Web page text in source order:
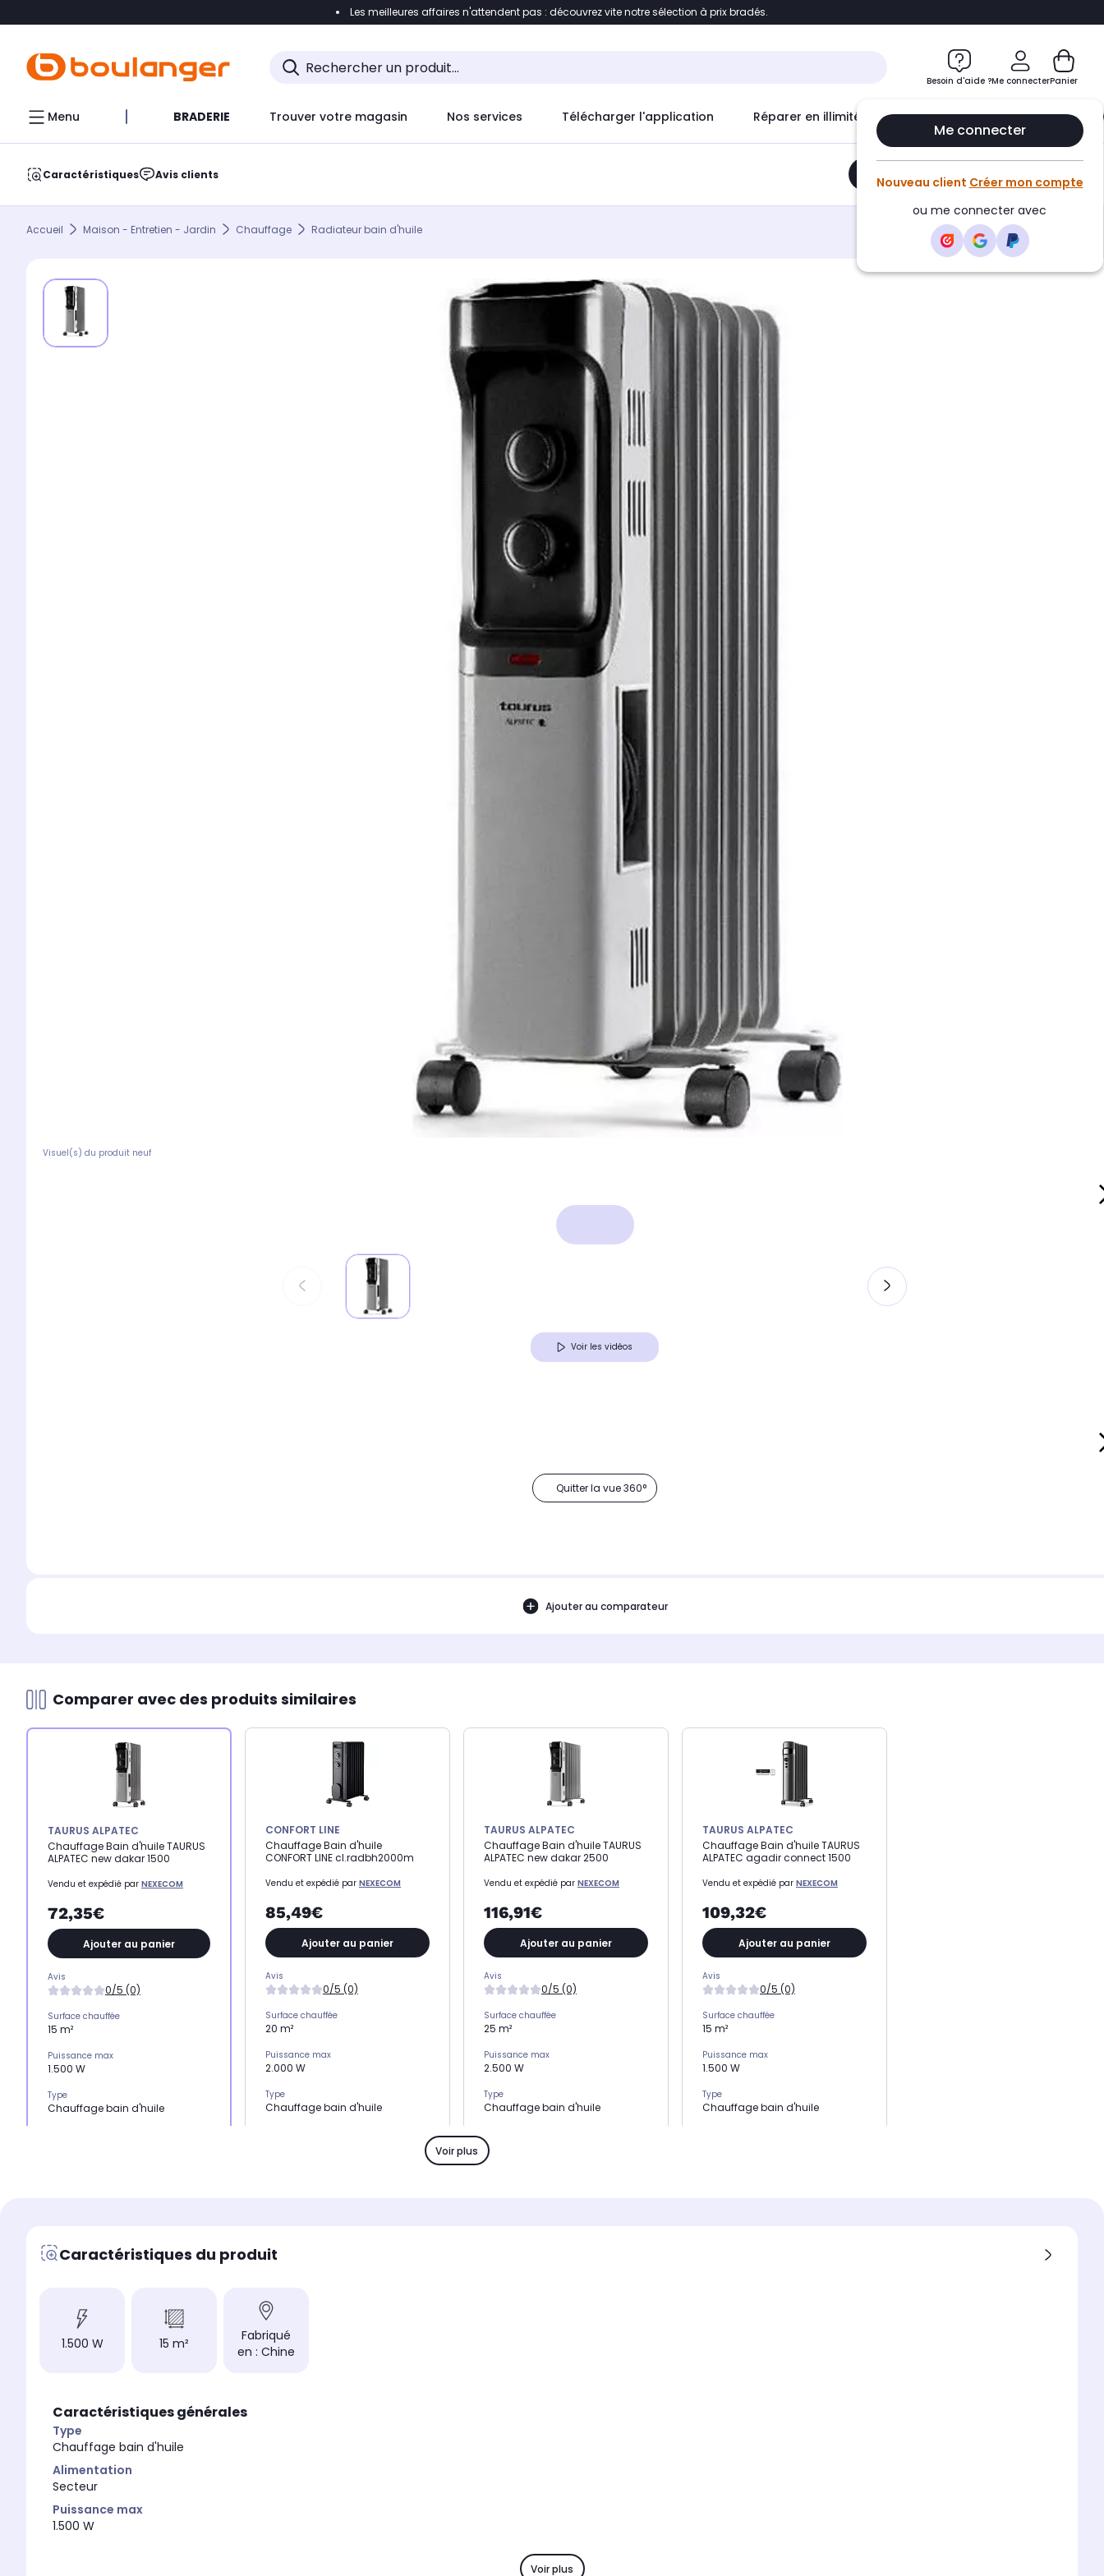
Accéder directement au contenu Accéder directement au pied de page Accéder directement au chatbot
Les meilleures affaires n'attendent pas : découvrez vite notre sélection à prix bradés.
Besoin d'aide ?Me connecter
Me connecter
Nouveau client Créer mon compte
ou me connecter avec
Panier
Menu BRADERIE Trouver votre magasin Nos services Télécharger l'application Réparer en illimité avec Le Club Infinity
Caractéristiques Avis clients Ajouter au panier
Accueil Maison - Entretien - Jardin Chauffage Radiateur bain d'huile
Visuel(s) du produit neuf
Voir les vidéos
Quitter la vue 360°
Ajouter au comparateur
Comparer avec des produits similaires
TAURUS ALPATEC
Chauffage Bain d'huile TAURUS
ALPATEC new dakar 1500
Vendu et expédié par NEXECOM
72,35€
Ajouter au panier
Avis
0/5 (0)
Surface chauffée
15 m²
Puissance max
1.500 W
Type
Chauffage bain d'huile
CONFORT LINE
Chauffage Bain d'huile
CONFORT LINE cl.radbh2000m
Vendu et expédié par NEXECOM
85,49€
Ajouter au panier
Avis
0/5 (0)
Surface chauffée
20 m²
Puissance max
2.000 W
Type
Chauffage bain d'huile
TAURUS ALPATEC
Chauffage Bain d'huile TAURUS
ALPATEC new dakar 2500
Vendu et expédié par NEXECOM
116,91€
Ajouter au panier
Avis
0/5 (0)
Surface chauffée
25 m²
Puissance max
2.500 W
Type
Chauffage bain d'huile
58.5 x 55.2 x 16 cm
TAURUS ALPATEC
Chauffage Bain d'huile TAURUS
ALPATEC agadir connect 1500
Vendu et expédié par NEXECOM
109,32€
Ajouter au panier
Avis
0/5 (0)
Surface chauffée
15 m²
Puissance max
1.500 W
Type
Chauffage bain d'huile
Voir plus
Caractéristiques du produit
1.500 W 15 m²
Fabriqué
en : Chine
Caractéristiques générales
Type
Chauffage bain d'huile
Alimentation
Secteur
Puissance max
1.500 W
Voir plus